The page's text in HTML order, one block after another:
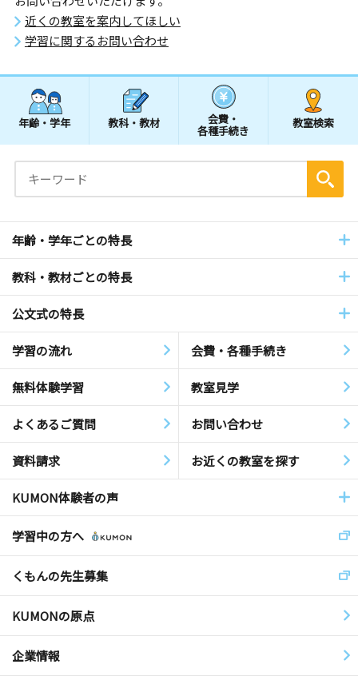
近くの教室を案内してほしい
学習に関するお問い合わせ
年齢・学年 教科・教材 会費・
各種手続き
教室検索
年齢・学年ごとの特長
教科・教材ごとの特長
公文式の特長
学習の流れ 会費・各種手続き
無料体験学習 教室見学
よくあるご質問 お問い合わせ
資料請求 お近くの教室を探す
KUMON体験者の声
学習中の方へ
くもんの先生募集
KUMONの原点
企業情報